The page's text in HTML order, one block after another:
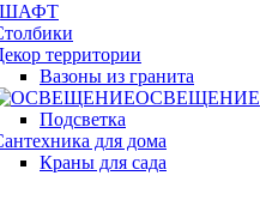
территории
Вазоны из гранита
ОСВЕЩЕНИЕ
Подсветка
для дома
Краны для сада